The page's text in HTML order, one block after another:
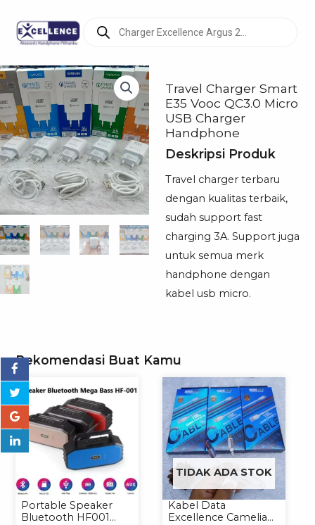
search
Travel Charger Smart
E35 Vooc QC3.0 Micro
USB Charger
Handphone
Deskripsi Produk
Travel charger terbaru
dengan kualitas terbaik,
sudah support fast
charging 3A. Support juga
untuk semua merk
handphone dengan
kabel usb micro.
Rekomendasi Buat Kamu
Portable Speaker
Bluetooth HF001
TIDAK ADA STOK
Kabel Data
Excellence Camelia